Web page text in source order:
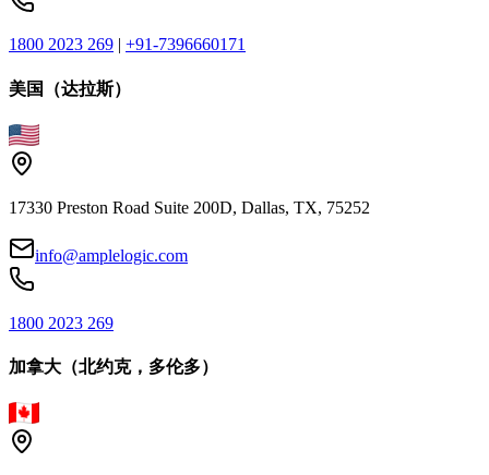
1800 2023 269 | +91-7396660171
美国（达拉斯）
17330 Preston Road Suite 200D, Dallas, TX, 75252
info@amplelogic.com
1800 2023 269
加拿大（北约克，多伦多）